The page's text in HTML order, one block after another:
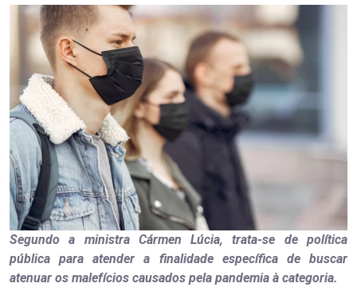
Segundo a ministra Cármen Lúcia, trata-se de política
pública para atender a finalidade específica de buscar
atenuar os malefícios causados pela pandemia à categoria.